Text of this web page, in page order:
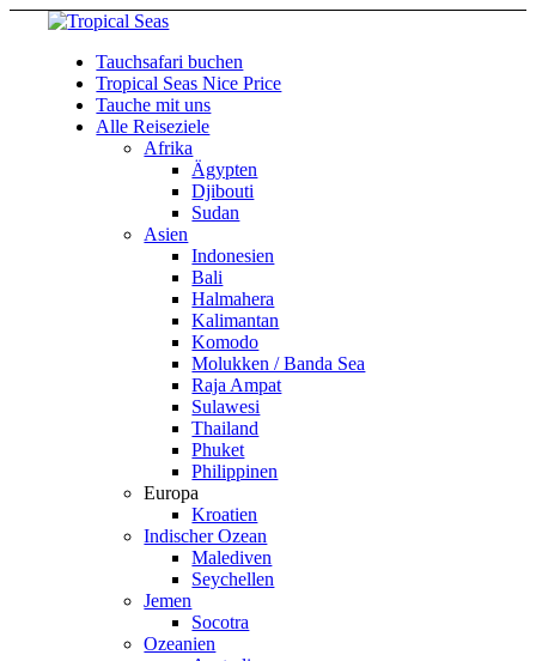
Tauchsafari buchen
Tropical Seas Nice Price
Tauche mit uns
Alle Reiseziele
Afrika
Ägypten
Djibouti
Sudan
Asien
Indonesien
Bali
Halmahera
Kalimantan
Komodo
Molukken / Banda Sea
Raja Ampat
Sulawesi
Thailand
Phuket
Philippinen
Europa
Kroatien
Indischer Ozean
Malediven
Seychellen
Jemen
Socotra
Ozeanien